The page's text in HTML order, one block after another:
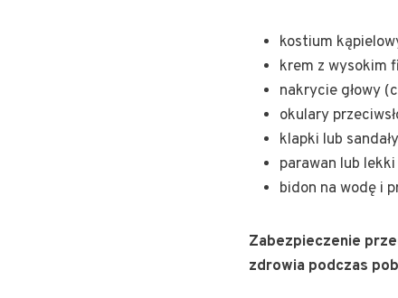
kostium
krem z wysokim
nakrycie głowy
okulary
klapki lub
parawan lub
bidon na wodę i
Zabezpieczenie
zdrowia podczas